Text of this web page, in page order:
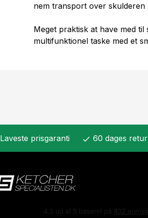
nem transport over skulderen
Meget praktisk at have med
multifunktionel taske med et
Laveste prisgaranti check 60 dages